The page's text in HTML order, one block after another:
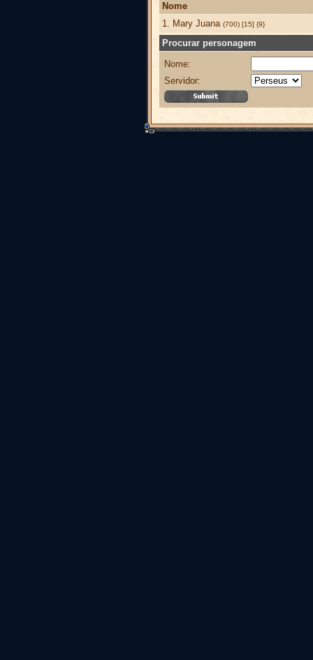
Nome
1. Mary Juana (700) [15] {9}
Procurar personagem
Nome:
Servidor: